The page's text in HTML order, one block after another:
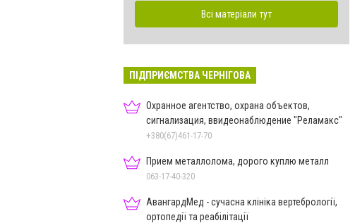
Всі матеріали тут
ПІДПРИЄМСТВА ЧЕРНІГОВА
Охранное агентство, охрана объектов,
сигнализация, ввидеонаблюдение "Реламакс"
+380(67)461-17-70
Прием металлолома, дорого куплю металл
063-17-40-320
АвангардМед - сучасна клініка вертебрології,
ортопедії та реабілітації